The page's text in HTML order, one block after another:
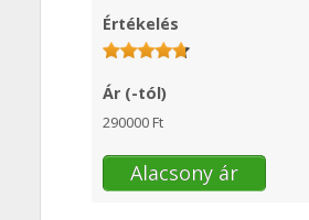
Értékelés
Ár (-tól)
290000 Ft
Alacsony ár